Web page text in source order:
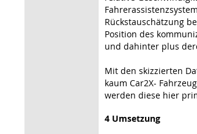
Rückstauschätzung
Position des
und dahinter plus
Mit den skizzierten
kaum Car2X-
werden diese hier
4 Umsetzung